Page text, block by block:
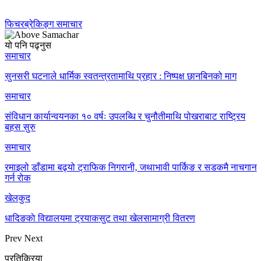
फिचरब्रेकिङ्ग समाचार
यो पनि पढ्नुस
समाचार
सुनसरी घटनाले धार्मिक स्वतन्त्रतामाथि प्रहार : निष्पक्ष छानबिनको माग
समाचार
संविधान कार्यान्वयनका १० वर्षः उपलब्धि र चुनौतीमाथि पोखराबाट राष्ट्रिय
बहस सुरु
समाचार
रमाइलो डाँडामा बढ्यो ट्राफिक निगरानी, जथाभावी पार्किङ र सडकमै नाचगान
गर्न रोक
खेलकुद
धादिङकाे विद्यालयमा ट्रयाकसुट तथा खेलसामाग्री वितरण
Prev Next
प्रतिक्रिया